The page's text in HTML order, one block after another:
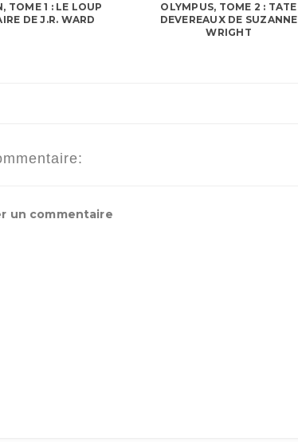
TOME 1 : LE LOUP
DE J.R. WARD
OLYMPUS, TOME 2 : TATE
DEVEREAUX DE SUZANNE
WRIGHT
un commentaire